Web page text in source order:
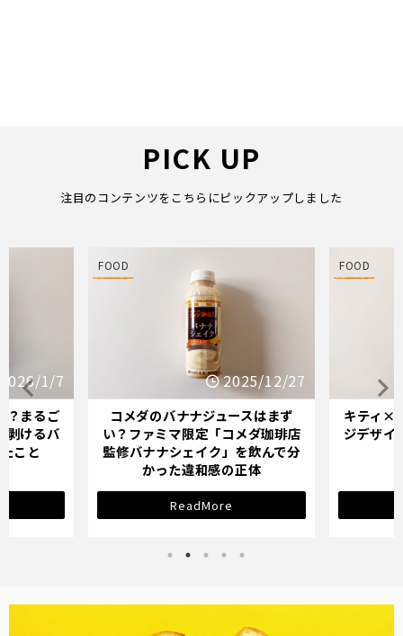
PICK UP
注目のコンテンツをこちらにピックアップしました
2026/1/7
？まるご
剥けるバ
こと
FOOD
2025/12/27
コメダのバナナジュースはまず
い？ファミマ限定「コメダ珈琲店
監修バナナシェイク」を飲んで分
かった違和感の正体
ReadMore
FOOD
キティ×
ジデザイ